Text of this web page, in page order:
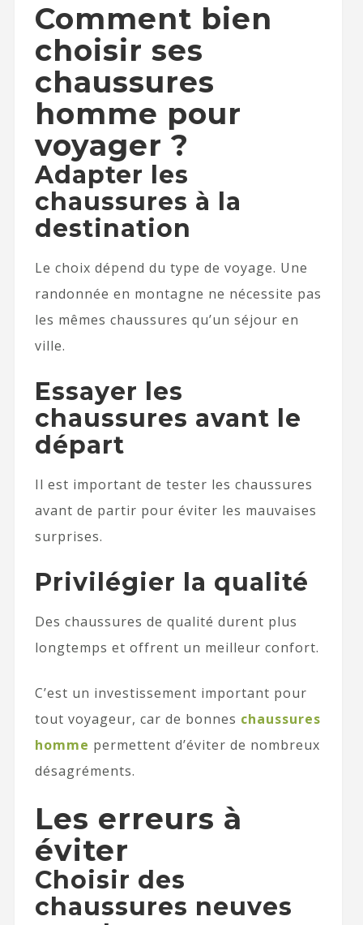
Comment bien
choisir ses
chaussures
homme pour
voyager ?
Adapter les
chaussures à la
destination
Le choix dépend du type de voyage. Une
randonnée en montagne ne nécessite pas
les mêmes chaussures qu’un séjour en
ville.
Essayer les
chaussures avant le
départ
Il est important de tester les chaussures
avant de partir pour éviter les mauvaises
surprises.
Privilégier la qualité
Des chaussures de qualité durent plus
longtemps et offrent un meilleur confort.
C’est un investissement important pour
tout voyageur, car de bonnes chaussures
homme permettent d’éviter de nombreux
désagréments.
Les erreurs à
éviter
Choisir des
chaussures neuves